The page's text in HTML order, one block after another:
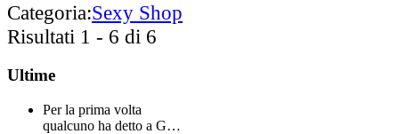
Categoria:Sexy Shop
Risultati 1 - 6 di 6
Ultime
Per la prima volta
qualcuno ha detto a G…